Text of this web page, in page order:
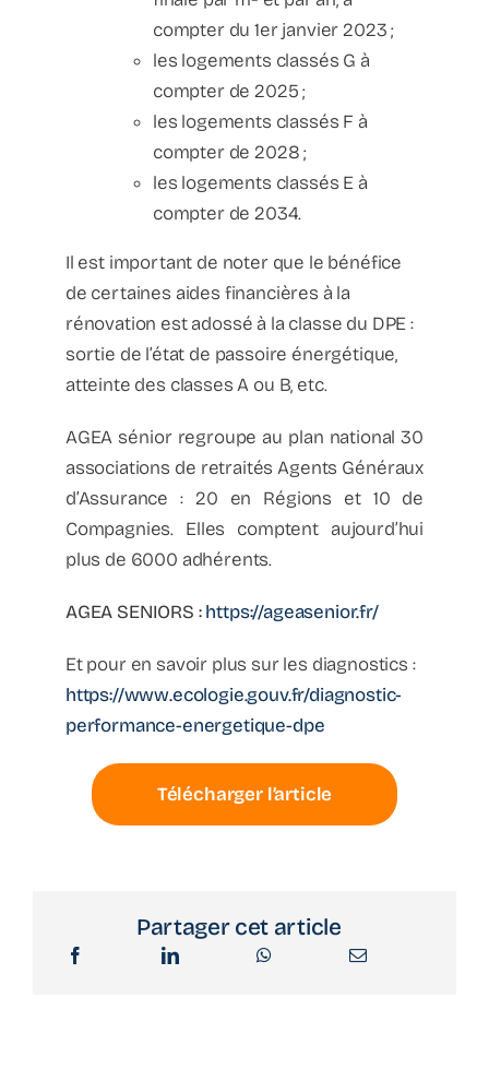
compter du 1er janvier 2023 ;
les logements classés G à
compter de 2025 ;
les logements classés F à
compter de 2028 ;
les logements classés E à
compter de 2034.
Il est important de noter que le bénéfice
de certaines aides financières à la
rénovation est adossé à la classe du DPE :
sortie de l’état de passoire énergétique,
atteinte des classes A ou B, etc.
AGEA sénior regroupe au plan national 30
associations de retraités Agents Généraux
d’Assurance : 20 en Régions et 10 de
Compagnies. Elles comptent aujourd’hui
plus de 6000 adhérents.
AGEA SENIORS :https://ageasenior.fr/
Et pour en savoir plus sur les diagnostics :
https://www.ecologie.gouv.fr/diagnostic-
performance-energetique-dpe
Télécharger l’article
Partager cet article